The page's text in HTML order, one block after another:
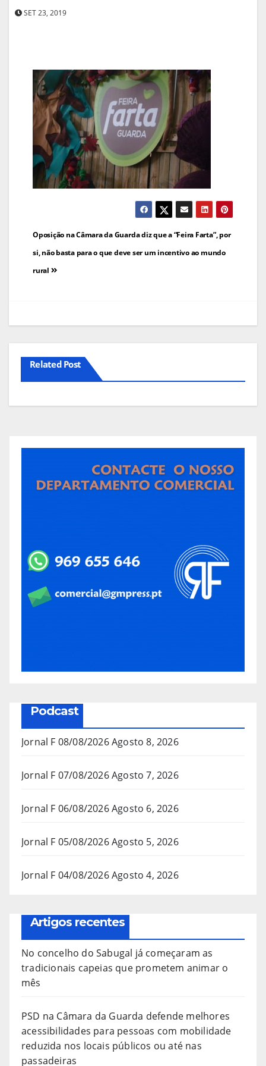
SET 23, 2019
Navegação
de
artigos
Oposição na Câmara da Guarda diz que a “Feira Farta”, por
si, não basta para o que deve ser um incentivo ao mundo
rural
Related Post
Podcast
Jornal F 08/08/2026Agosto 8, 2026
Jornal F 07/08/2026Agosto 7, 2026
Jornal F 06/08/2026Agosto 6, 2026
Jornal F 05/08/2026Agosto 5, 2026
Jornal F 04/08/2026Agosto 4, 2026
Artigos recentes
No concelho do Sabugal já começaram as
tradicionais capeias que prometem animar o
mês
PSD na Câmara da Guarda defende melhores
acessibilidades para pessoas com mobilidade
reduzida nos locais públicos ou até nas
passadeiras